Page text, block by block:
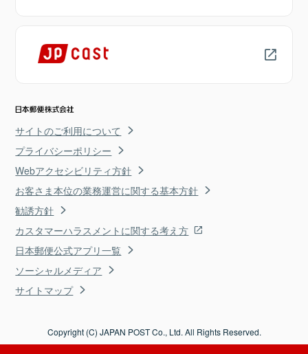
サイトのご利用について
プライバシーポリシー
Webアクセシビリティ方針
お客さま本位の業務運営に関する基本方針
勧誘方針
カスタマーハラスメントに関する考え方
日本郵便公式アプリ一覧
ソーシャルメディア
サイトマップ
Copyright (C) JAPAN POST Co., Ltd. All Rights Reserved.